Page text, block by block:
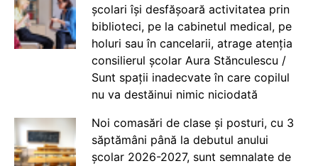
școlari își desfășoară activitatea prin
biblioteci, pe la cabinetul medical, pe
holuri sau în cancelarii, atrage atenția
consilierul școlar Aura Stănculescu /
Sunt spații inadecvate în care copilul
nu va destăinui nimic niciodată
Noi comasări de clase și posturi, cu 3
săptămâni până la debutul anului
școlar 2026-2027, sunt semnalate de